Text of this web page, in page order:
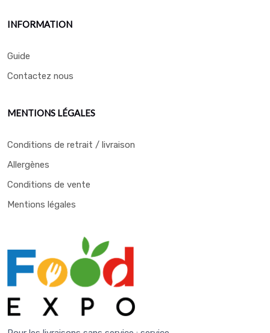
INFORMATION
Guide
Contactez nous
MENTIONS LÉGALES
Conditions de retrait / livraison
Allergènes
Conditions de vente
Mentions légales